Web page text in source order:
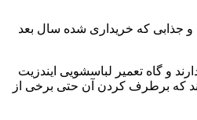
و جذابی که خریداری شده سال بعد
و گاه تعمیر لباسشویی ایندزیت
کند که برطرف کردن آن حتی برخی از